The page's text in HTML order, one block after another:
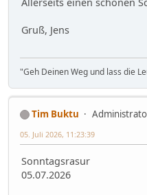
Gruß, Jens
"Geh Deinen Weg und lass die
Tim Buktu
05. Juli 2026, 11:23:39
Sonntagsrasur
05.07.2026